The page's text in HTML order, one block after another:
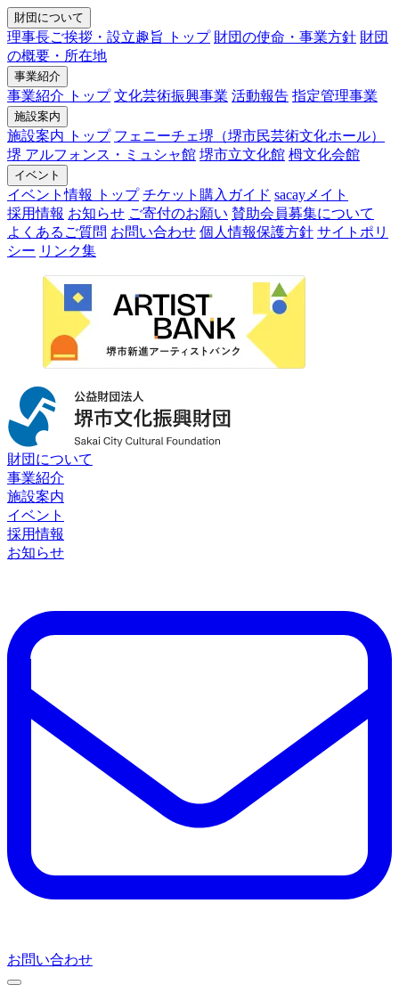
財団について
理事長ご挨拶・設立趣旨 トップ 財団の使命・事業方針 財団
の概要・所在地
事業紹介
事業紹介 トップ 文化芸術振興事業 活動報告 指定管理事業
施設案内
施設案内 トップ フェニーチェ堺（堺市民芸術文化ホール）
堺 アルフォンス・ミュシャ館 堺市立文化館 栂文化会館
イベント
イベント情報 トップ チケット購入ガイド sacayメイト
採用情報 お知らせ ご寄付のお願い 賛助会員募集について
よくあるご質問 お問い合わせ 個人情報保護方針 サイトポリ
シー リンク集
財団について
事業紹介
施設案内
イベント
採用情報
お知らせ
お問い合わせ